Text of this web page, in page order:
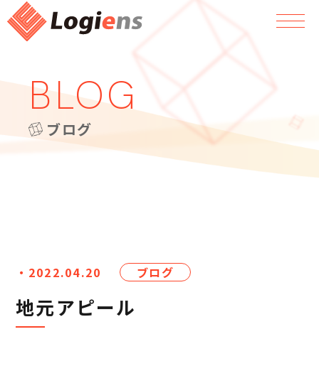
BLOG
ブログ
・2022.04.20 ブログ
地元アピール